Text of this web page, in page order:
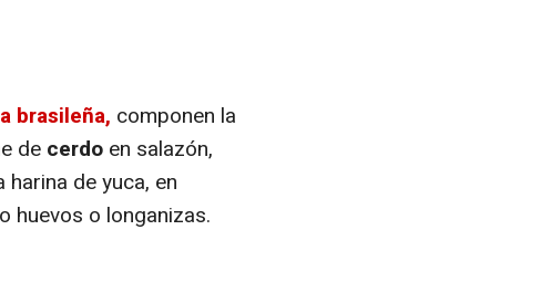
brasileña, componen la
de cerdo en salazón,
de yuca, en
huevos o longanizas.